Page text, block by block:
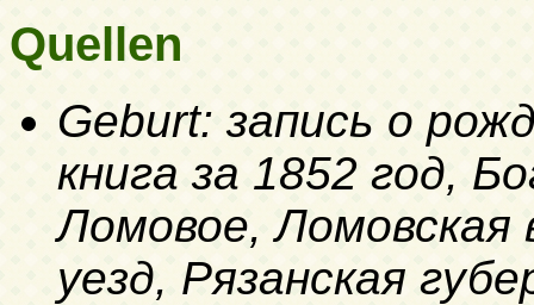
Quellen
Geburt: запись о
книга за 1852 год,
Ломовое, Ломовская
уезд, Рязанская